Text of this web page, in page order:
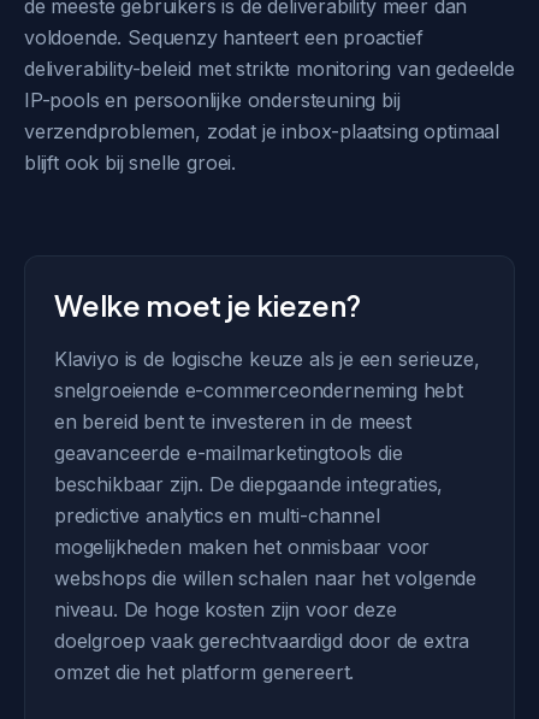
de meeste gebruikers is de deliverability meer dan
voldoende. Sequenzy hanteert een proactief
deliverability-beleid met strikte monitoring van gedeelde
IP-pools en persoonlijke ondersteuning bij
verzendproblemen, zodat je inbox-plaatsing optimaal
blijft ook bij snelle groei.
Welke moet je kiezen?
Klaviyo is de logische keuze als je een serieuze,
snelgroeiende e-commerceonderneming hebt
en bereid bent te investeren in de meest
geavanceerde e-mailmarketingtools die
beschikbaar zijn. De diepgaande integraties,
predictive analytics en multi-channel
mogelijkheden maken het onmisbaar voor
webshops die willen schalen naar het volgende
niveau. De hoge kosten zijn voor deze
doelgroep vaak gerechtvaardigd door de extra
omzet die het platform genereert.